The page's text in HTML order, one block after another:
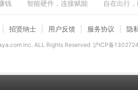
钱
智能硬件，连接赋能
自在出行
招贤纳士 用户反馈 服务协议 隐
lnc. ALL Rights Reserved 沪ICP备